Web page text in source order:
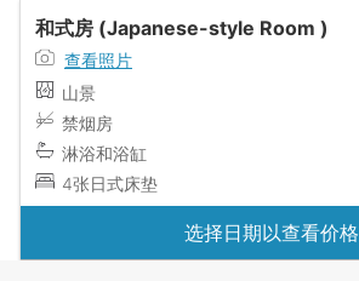
和式房 (Japanese-style Room )
查看照片
山景
禁烟房
淋浴和浴缸
4张日式床垫
选择日期以查看价格